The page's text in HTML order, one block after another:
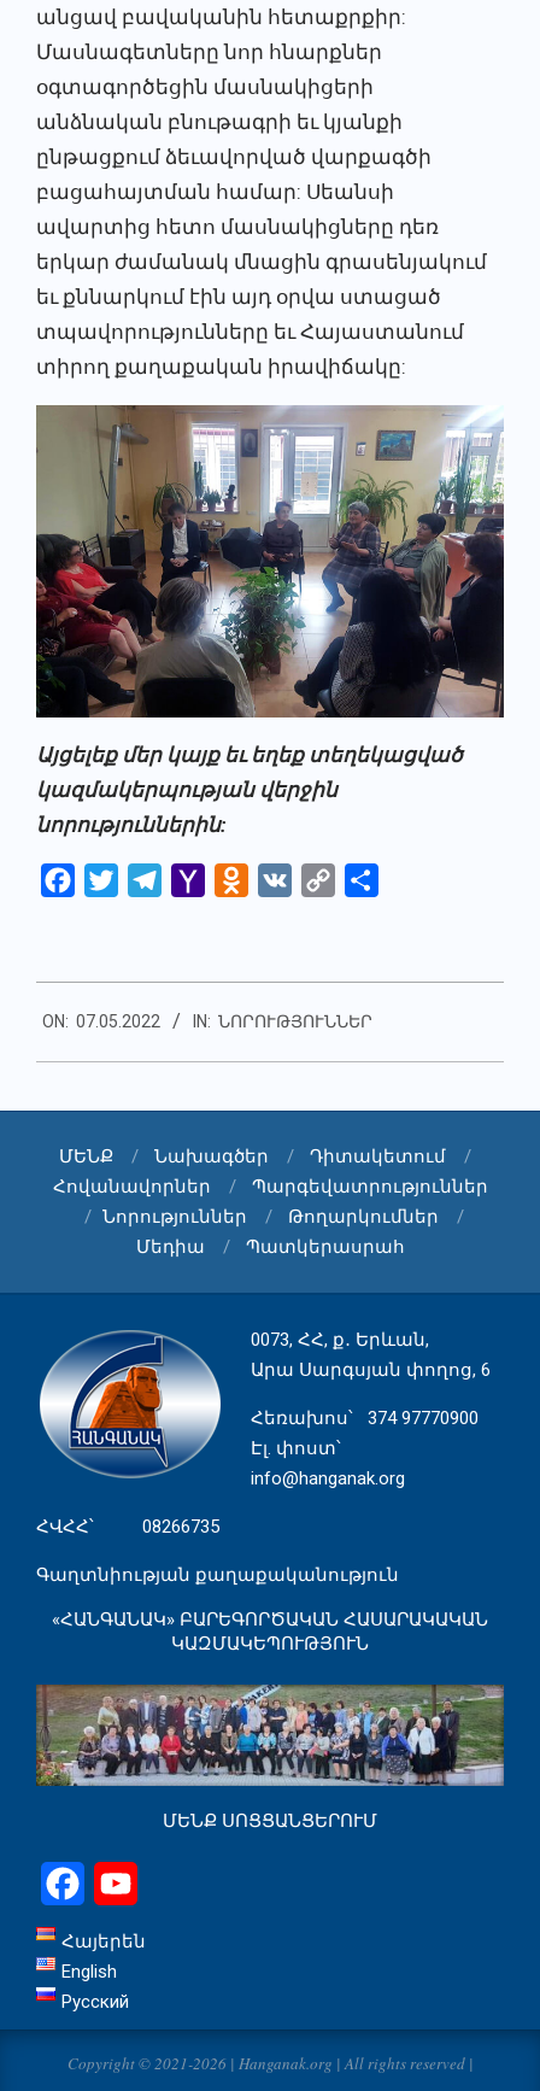
անցավ բավականին հետաքրքիր:
Մասնագետները նոր հնարքներ
օգտագործեցին մասնակիցերի
անձնական բնութագրի եւ կյանքի
ընթացքում ձեւավորված վարքագծի
բացահայտման համար: Սեանսի
ավարտից հետո մասնակիցները դեռ
երկար ժամանակ մնացին գրասենյակում
եւ քննարկում էին այդ օրվա ստացած
տպավորությունները եւ Հայաստանում
տիրող քաղաքական իրավիճակը:
Այցելեք մեր կայք եւ եղեք տեղեկացված
կազմակերպության վերջին
նորություններին:
Facebook
Twitter Telegram
Yahoo
Odnoklassniki
VK
Copy
05-
07
ON: 07.05.2022 IN: ՆՈՐՈՒԹՅՈՒՆՆԵՐ
ՄԵՆՔ Նախագծեր
Դիտակետում
Հովանավորներ
Պարգեվատրություններ
Նորություններ
Թողարկումներ
Մեդիա
Պատկերասրահ
0073, ՀՀ, ք․ Երևան,
Արա Սարգսյան փողոց, 6
Հեռախոս՝ 374 97770900
Էլ. փոստ՝
info@hanganak.org
ՀՎՀՀ՝ 08266735
Գաղտնիության քաղաքականություն
«ՀԱՆԳԱՆԱԿ» ԲԱՐԵԳՈՐԾԱԿԱՆ ՀԱՍԱՐԱԿԱԿԱՆ
ԿԱԶՄԱԿԵՊՈՒԹՅՈՒՆ
ՄԵՆՔ ՍՈՑՑԱՆՑԵՐՈՒՄ
Facebook
Հայերեն
English
Русский
Copyright © 2021-2026 | Hanganak.org | All rights reserved |